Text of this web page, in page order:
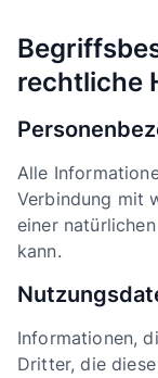
rechtliche
Alle
Verbindung mit
einer
kann.
Informationen,
Dritter, die